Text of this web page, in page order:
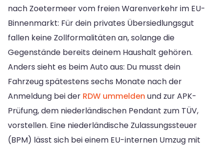
nach Zoetermeer vom freien Warenverkehr im EU-
Binnenmarkt: Für dein privates Übersiedlungsgut
fallen keine Zollformalitäten an, solange die
Gegenstände bereits deinem Haushalt gehören.
Anders sieht es beim Auto aus: Du musst dein
Fahrzeug spätestens sechs Monate nach der
Anmeldung bei der RDW ummelden und zur APK-
Prüfung, dem niederländischen Pendant zum TÜV,
vorstellen. Eine niederländische Zulassungssteuer
(BPM) lässt sich bei einem EU-internen Umzug mit